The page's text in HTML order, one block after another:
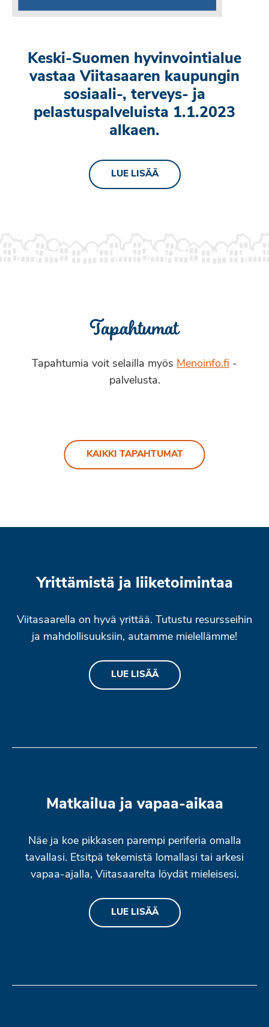
Keski-Suomen hyvinvointialue
vastaa Viitasaaren kaupungin
sosiaali-, terveys- ja
pelastuspalveluista 1.1.2023
alkaen.
LUE LISÄÄ
Tapahtumat
Tapahtumia voit selailla myös Menoinfo.fi -
palvelusta.
KAIKKI TAPAHTUMAT
Yrittämistä ja liiketoimintaa
Viitasaarella on hyvä yrittää. Tutustu resursseihin
ja mahdollisuuksiin, autamme mielellämme!
LUE LISÄÄ
Matkailua ja vapaa-aikaa
Näe ja koe pikkasen parempi periferia omalla
tavallasi. Etsitpä tekemistä lomallasi tai arkesi
vapaa-ajalla, Viitasaarelta löydät mieleisesi.
LUE LISÄÄ